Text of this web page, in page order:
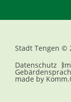
Stadt Tengen ©
Datenschutz
made by